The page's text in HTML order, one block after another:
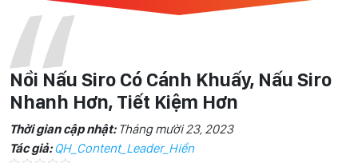
Nồi Nấu Siro Có Cánh Khuấy, Nấu Siro
Nhanh Hơn, Tiết Kiệm Hơn
Thời gian cập nhật: Tháng mười 23, 2023
Tác giả:QH_Content_Leader_Hiền